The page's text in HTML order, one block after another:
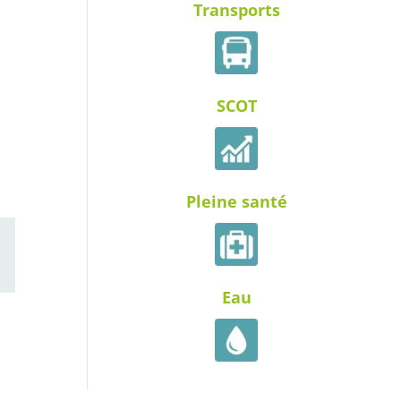
Transports
SCOT
Pleine santé
Eau